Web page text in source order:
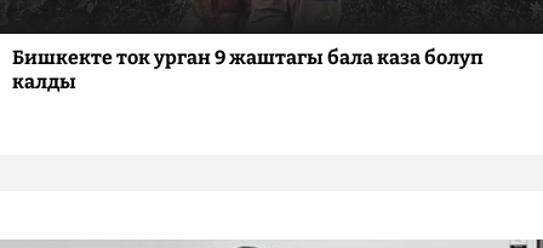
Бишкекте ток урган 9 жаштагы бала каза болуп
калды